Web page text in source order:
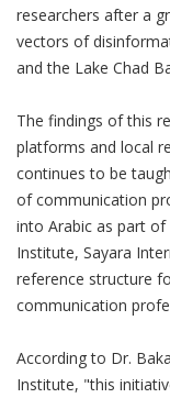
researchers after a
vectors of
and the Lake Chad
The findings of this
platforms and local
continues to be
of communication
into Arabic as part
Institute, Sayara
reference structure
communication
According to Dr.
Institute, "this